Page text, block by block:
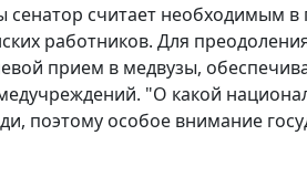
считает необходимым
работников. Для
прием в медвузы,
"О какой
поэтому особое внимание